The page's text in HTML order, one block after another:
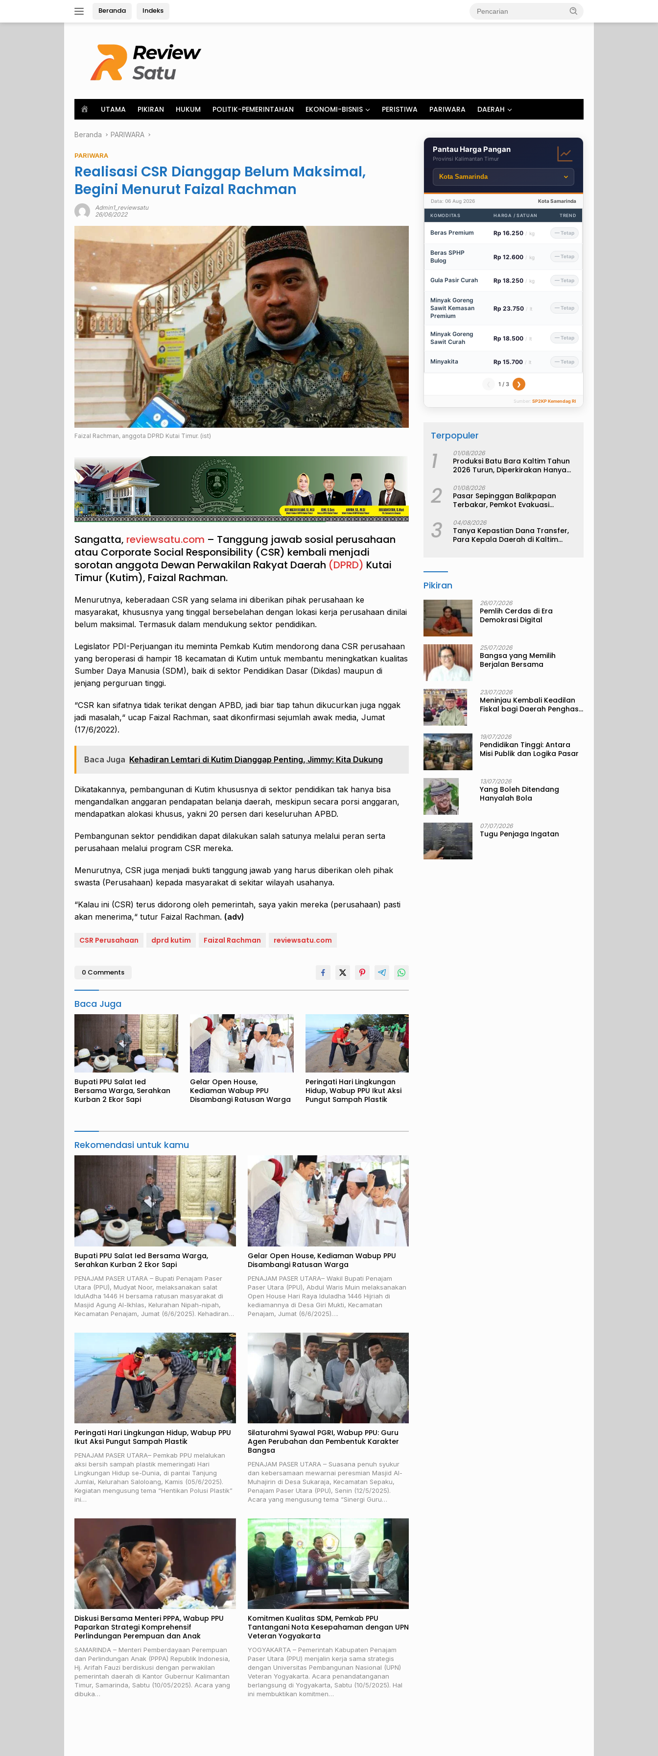
Beranda Indeks
o
e
UTAMA PIKIRAN HUKUM POLITIK-PEMERINTAHAN EKONOMI-BISNIS PERISTIWA PARIWARA DAERAH
Beranda PARIWARA
PARIWARA
Realisasi CSR Dianggap Belum Maksimal,
Begini Menurut Faizal Rachman
Admin1_reviewsatu
26/06/2022
Faizal Rachman, anggota DPRD Kutai Timur. (ist)
Sangatta, reviewsatu.com – Tanggung jawab sosial perusahaan
atau Corporate Social Responsibility (CSR) kembali menjadi
sorotan anggota Dewan Perwakilan Rakyat Daerah (DPRD) Kutai
Timur (Kutim), Faizal Rachman.
Menurutnya, keberadaan CSR yang selama ini diberikan pihak perusahaan ke
masyarakat, khususnya yang tinggal bersebelahan dengan lokasi kerja perusahaan dinilai
belum maksimal. Termasuk dalam mendukung sektor pendidikan.
Legislator PDI-Perjuangan itu meminta Pemkab Kutim mendorong dana CSR perusahaan
yang beroperasi di hampir 18 kecamatan di Kutim untuk membantu meningkatkan kualitas
Sumber Daya Manusia (SDM), baik di sektor Pendidikan Dasar (Dikdas) maupun di
jenjang perguruan tinggi.
“CSR kan sifatnya tidak terikat dengan APBD, jadi biar tiap tahun dikucurkan juga nggak
jadi masalah,“ ucap Faizal Rachman, saat dikonfirmasi sejumlah awak media, Jumat
(17/6/2022).
Baca Juga Kehadiran Lemtari di Kutim Dianggap Penting, Jimmy: Kita Dukung
Dikatakannya, pembangunan di Kutim khususnya di sektor pendidikan tak hanya bisa
mengandalkan anggaran pendapatan belanja daerah, meskipun secara porsi anggaran,
mendapatkan alokasi khusus, yakni 20 persen dari keseluruhan APBD.
Pembangunan sektor pendidikan dapat dilakukan salah satunya melalui peran serta
perusahaan melalui program CSR mereka.
Menurutnya, CSR juga menjadi bukti tanggung jawab yang harus diberikan oleh pihak
swasta (Perusahaan) kepada masyarakat di sekitar wilayah usahanya.
“Kalau ini (CSR) terus didorong oleh pemerintah, saya yakin mereka (perusahaan) pasti
akan menerima,“ tutur Faizal Rachman. (adv)
CSR Perusahaan dprd kutim Faizal Rachman reviewsatu.com
0 Comments
Baca Juga
Bupati PPU Salat Ied
Bersama Warga, Serahkan
Kurban 2 Ekor Sapi
Gelar Open House,
Kediaman Wabup PPU
Disambangi Ratusan Warga
Peringati Hari Lingkungan
Hidup, Wabup PPU Ikut Aksi
Pungut Sampah Plastik
Rekomendasi untuk kamu
Bupati PPU Salat Ied Bersama Warga,
Serahkan Kurban 2 Ekor Sapi
PENAJAM PASER UTARA – Bupati Penajam Paser
Utara (PPU), Mudyat Noor, melaksanakan salat
IdulAdha 1446 H bersama ratusan masyarakat di
Masjid Agung Al-Ikhlas, Kelurahan Nipah-nipah,
Kecamatan Penajam, Jumat (6/6/2025). Kehadiran…
Gelar Open House, Kediaman Wabup PPU
Disambangi Ratusan Warga
PENAJAM PASER UTARA– Wakil Bupati Penajam
Paser Utara (PPU), Abdul Waris Muin melaksanakan
Open House Hari Raya Iduladha 1446 Hijriah di
kediamannya di Desa Giri Mukti, Kecamatan
Penajam, Jumat (6/6/2025)….
Peringati Hari Lingkungan Hidup, Wabup PPU
Ikut Aksi Pungut Sampah Plastik
PENAJAM PASER UTARA– Pemkab PPU melalukan
aksi bersih sampah plastik memeringati Hari
Lingkungan Hidup se-Dunia, di pantai Tanjung
Jumlai, Kelurahan Saloloang, Kamis (05/6/2025).
Kegiatan mengusung tema “Hentikan Polusi Plastik”
ini…
Silaturahmi Syawal PGRI, Wabup PPU: Guru
Agen Perubahan dan Pembentuk Karakter
Bangsa
PENAJAM PASER UTARA – Suasana penuh syukur
dan kebersamaan mewarnai peresmian Masjid Al-
Muhajirin di Desa Sukaraja, Kecamatan Sepaku,
Penajam Paser Utara (PPU), Senin (12/5/2025).
Acara yang mengusung tema “Sinergi Guru…
Diskusi Bersama Menteri PPPA, Wabup PPU
Paparkan Strategi Komprehensif
Perlindungan Perempuan dan Anak
SAMARINDA – Menteri Pemberdayaan Perempuan
dan Perlindungan Anak (PPPA) Republik Indonesia,
Hj. Arifah Fauzi berdiskusi dengan perwakilan
pemerintah daerah di Kantor Gubernur Kalimantan
Timur, Samarinda, Sabtu (10/05/2025). Acara yang
dibuka…
Komitmen Kualitas SDM, Pemkab PPU
Tantangani Nota Kesepahaman dengan UPN
Veteran Yogyakarta
YOGYAKARTA – Pemerintah Kabupaten Penajam
Paser Utara (PPU) menjalin kerja sama strategis
dengan Universitas Pembangunan Nasional (UPN)
Veteran Yogyakarta. Acara penandatanganan
berlangsung di Yogyakarta, Sabtu (10/5/2025). Hal
ini membuktikan komitmen…
Pantau Harga Pangan
Provinsi Kalimantan Timur
Data: 06 Aug 2026 Kota Samarinda
KOMODITAS HARGA / SATUAN TREND
Beras Premium Rp 16.250 / kg — Tetap
Beras SPHP
Bulog
Rp 12.600 / kg — Tetap
Gula Pasir Curah Rp 18.250 / kg — Tetap
Minyak Goreng
Sawit Kemasan
Premium
Rp 23.750 / lt — Tetap
Minyak Goreng
Sawit Curah
Rp 18.500 / lt — Tetap
Minyakita Rp 15.700 / lt — Tetap
1 / 3 ❯
Sumber: SP2KP Kemendag RI
Terpopuler
1 01/08/2026
Produksi Batu Bara Kaltim Tahun
2026 Turun, Diperkirakan Hanya
2 01/08/2026
Pasar Sepinggan Balikpapan
Terbakar, Pemkot Evakuasi
3 04/08/2026
Tanya Kepastian Dana Transfer,
Para Kepala Daerah di Kaltim
Pikiran
26/07/2026
Pemlih Cerdas di Era
Demokrasi Digital
25/07/2026
Bangsa yang Memilih
Berjalan Bersama
23/07/2026
Meninjau Kembali Keadilan
Fiskal bagi Daerah Penghasil
19/07/2026
Pendidikan Tinggi: Antara
Misi Publik dan Logika Pasar
13/07/2026
Yang Boleh Ditendang
Hanyalah Bola
07/07/2026
Tugu Penjaga Ingatan